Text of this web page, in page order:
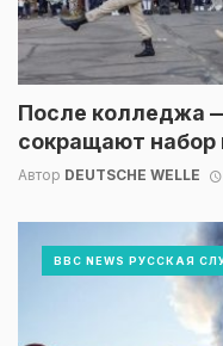
После колледжа
сокращают набор
Автор DEUTSCHE WELLE
BBC NEWS РУССКАЯ